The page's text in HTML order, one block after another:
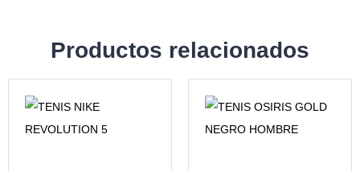
Productos relacionados